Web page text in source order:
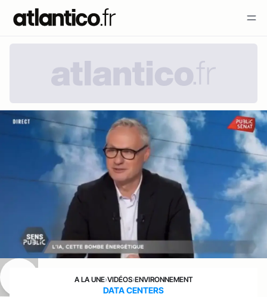
A LA UNE›VIDÉOS›ENVIRONNEMENT
DATA CENTERS